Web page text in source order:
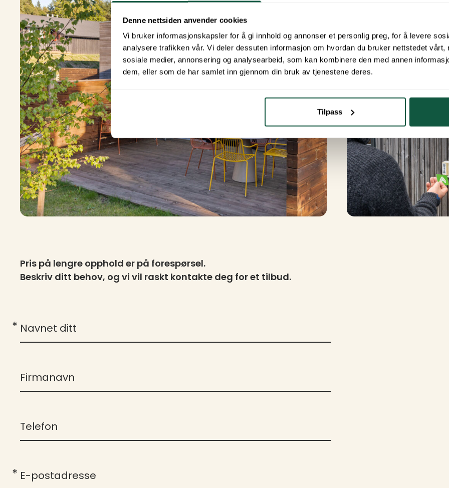
Denne nettsiden anvender cookies
Vi bruker informasjonskapsler for å gi innhold og annonser et personlig preg, for å levere
analysere trafikken vår. Vi deler dessuten informasjon om hvordan du bruker nettstedet vårt,
sosiale medier, annonsering og analysearbeid, som kan kombinere den med annen
dem, eller som de har samlet inn gjennom din bruk av tjenestene deres.
Tilpass
Pris på lengre opphold er på forespørsel.
Beskriv ditt behov, og vi vil raskt kontakte deg for et tilbud.
Navnet ditt
*
Firmanavn
Telefon
E-postadresse
*